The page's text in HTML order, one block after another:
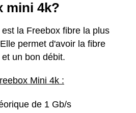
mini 4k?
la Freebox fibre la plus
permet d'avoir la fibre
un bon débit.
Mini 4k :
de 1 Gb/s